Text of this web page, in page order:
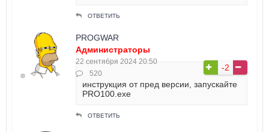
ОТВЕТИТЬ
PROGWAR
Администраторы
22 сентября 2024 20:50
520
-2
инструкция от пред версии, запускайте
PRO100.exe
ОТВЕТИТЬ